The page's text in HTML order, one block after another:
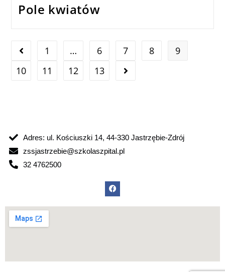
Pole kwiatów
1 … 6 7 8
9
10
11 12 13
Adres: ul. Kościuszki 14, 44-330 Jastrzębie-Zdrój
zssjastrzebie@szkolaszpital.pl
32 4762500